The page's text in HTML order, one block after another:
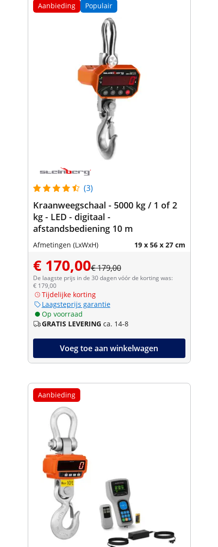
Aanbieding Populair
(3)
Kraanweegschaal - 5000 kg / 1 of 2
kg - LED - digitaal -
afstandsbediening 10 m
Afmetingen (LxWxH) 19 x 56 x 27 cm
€ 170,00€ 179,00
De laagste prijs in de 30 dagen vóór de korting was:
€ 179,00
Tijdelijke korting
Laagsteprijs garantie
Op voorraad
GRATIS LEVERING ca. 14-8
Voeg toe aan winkelwagen
Aanbieding